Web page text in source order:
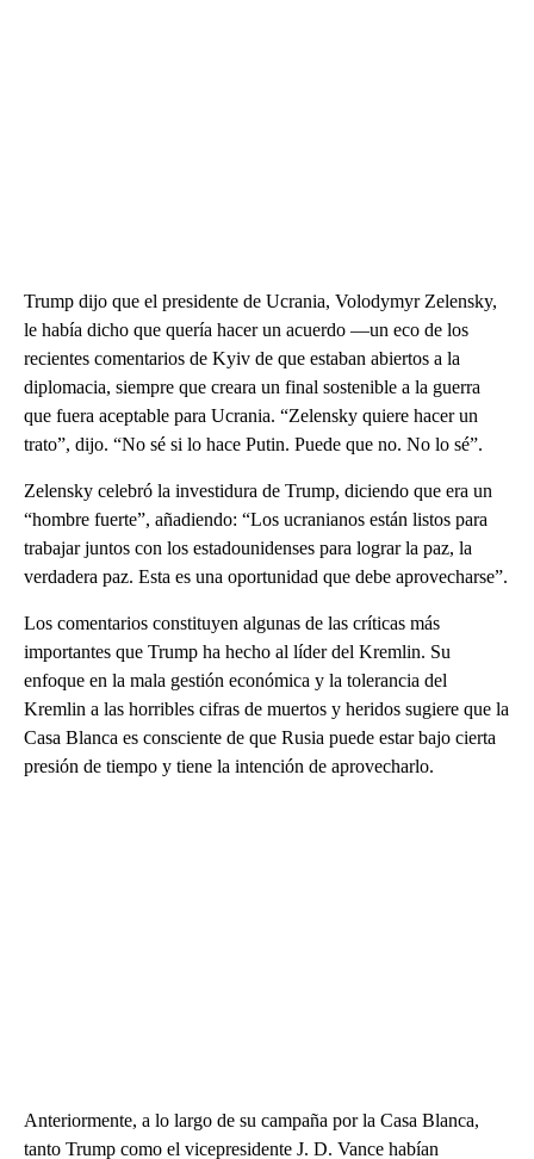
Trump dijo que el presidente de Ucrania, Volodymyr Zelensky,
le había dicho que quería hacer un acuerdo —un eco de los
recientes comentarios de Kyiv de que estaban abiertos a la
diplomacia, siempre que creara un final sostenible a la guerra
que fuera aceptable para Ucrania. “Zelensky quiere hacer un
trato”, dijo. “No sé si lo hace Putin. Puede que no. No lo sé”.
Zelensky celebró la investidura de Trump, diciendo que era un
“hombre fuerte”, añadiendo: “Los ucranianos están listos para
trabajar juntos con los estadounidenses para lograr la paz, la
verdadera paz. Esta es una oportunidad que debe aprovecharse”.
Los comentarios constituyen algunas de las críticas más
importantes que Trump ha hecho al líder del Kremlin. Su
enfoque en la mala gestión económica y la tolerancia del
Kremlin a las horribles cifras de muertos y heridos sugiere que la
Casa Blanca es consciente de que Rusia puede estar bajo cierta
presión de tiempo y tiene la intención de aprovecharlo.
Anteriormente, a lo largo de su campaña por la Casa Blanca,
tanto Trump como el vicepresidente J. D. Vance habían